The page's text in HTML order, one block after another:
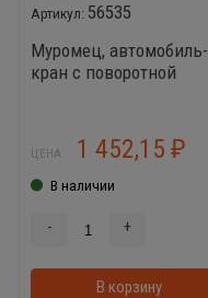
56535
Муромец, автомобиль-
кран с поворотной
ЦЕНА: 1 452,15 ₽
В наличии
- +
В корзину